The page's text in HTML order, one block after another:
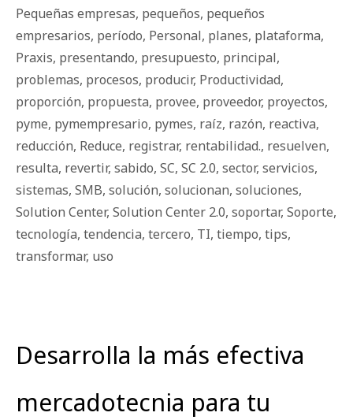
Pequeñas empresas, pequeños, pequeños
empresarios, período, Personal, planes, plataforma,
Praxis, presentando, presupuesto, principal,
problemas, procesos, producir, Productividad,
proporción, propuesta, provee, proveedor, proyectos,
pyme, pymempresario, pymes, raíz, razón, reactiva,
reducción, Reduce, registrar, rentabilidad., resuelven,
resulta, revertir, sabido, SC, SC 2.0, sector, servicios,
sistemas, SMB, solución, solucionan, soluciones,
Solution Center, Solution Center 2.0, soportar, Soporte,
tecnología, tendencia, tercero, TI, tiempo, tips,
transformar, uso
Desarrolla la más efectiva
mercadotecnia para tu